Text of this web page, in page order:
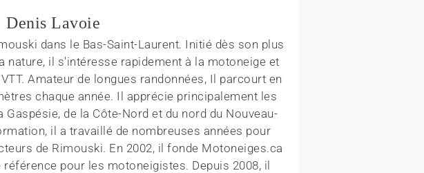
Denis Lavoie
dans le Bas-Saint-Laurent. Initié dès son plus
nature, il s'intéresse rapidement à la motoneige et
Amateur de longues randonnées, Il parcourt en
chaque année. Il apprécie principalement les
Gaspésie, de la Côte-Nord et du nord du Nouveau-
il a travaillé de nombreuses années pour
de Rimouski. En 2002, il fonde Motoneiges.ca
pour les motoneigistes. Depuis 2008, il